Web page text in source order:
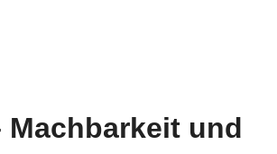
Machbarkeit und